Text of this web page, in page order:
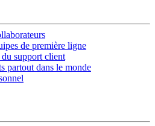
de première ligne
support client
partout dans le monde